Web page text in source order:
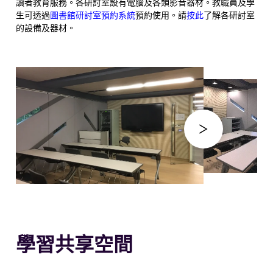
讀者教育服務。各研討室設有電腦及各類影音器材。教職員及學
生可透過圖書館研討室預約系統預約使用。請按此了解各研討室
的設備及器材。
學習共享空間